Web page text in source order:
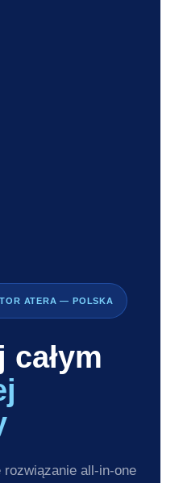
ATERA — POLSKA
całym
all-in-one